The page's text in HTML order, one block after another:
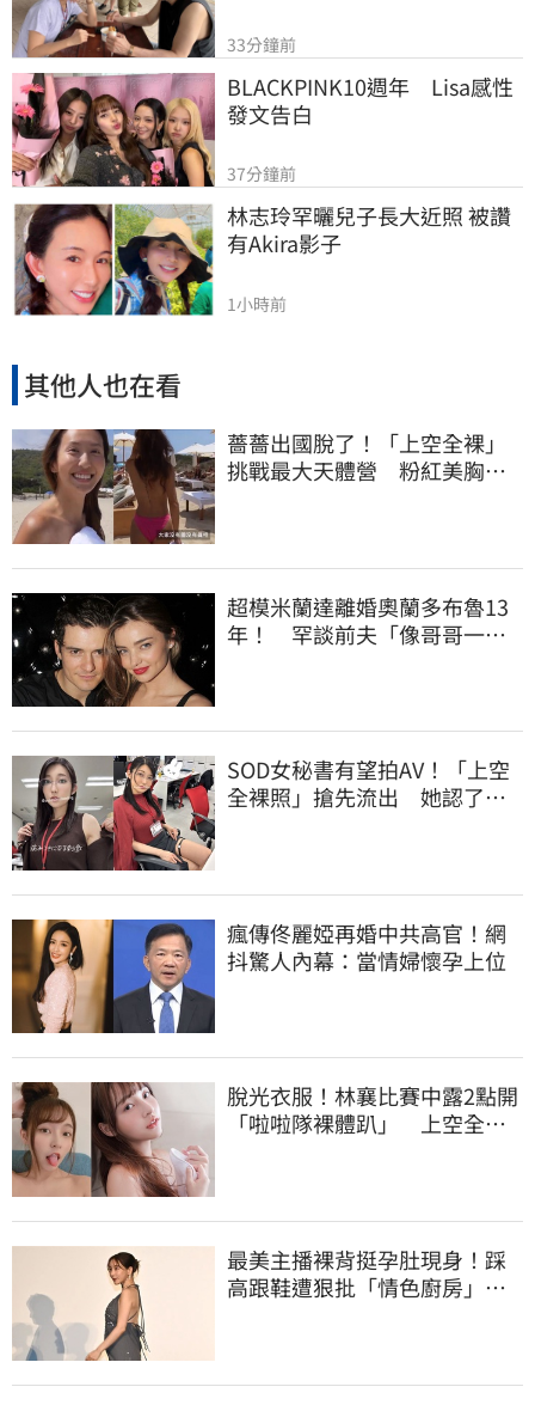
33分鐘前
BLACKPINK10週年　Lisa感性
發文告白
37分鐘前
林志玲罕曬兒子長大近照 被讚
有Akira影子
1小時前
其他人也在看
薔薔出國脫了！「上空全裸」
挑戰最大天體營 粉紅美胸被
超模米蘭達離婚奧蘭多布魯13
年！ 罕談前夫「像哥哥一
SOD女秘書有望拍AV！「上空
全裸照」搶先流出 她認了：
瘋傳佟麗婭再婚中共高官！網
抖驚人內幕：當情婦懷孕上位
脫光衣服！林襄比賽中露2點開
「啦啦隊裸體趴」 上空全裸
最美主播裸背挺孕肚現身！踩
高跟鞋遭狠批「情色廚房」：